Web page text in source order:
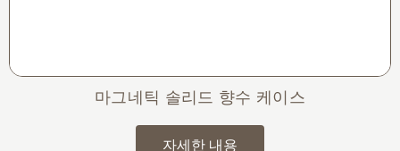
마그네틱 솔리드 향수 케이스
자세한 내용